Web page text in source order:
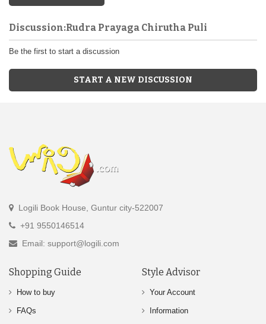
Discussion:Rudra Prayaga Chirutha Puli
Be the first to start a discussion
START A NEW DISCUSSION
Logili Book House, Guntur city-522007
+91 9550146514
Email: support@logili.com
Shopping Guide
How to buy
FAQs
Style Advisor
Your Account
Information